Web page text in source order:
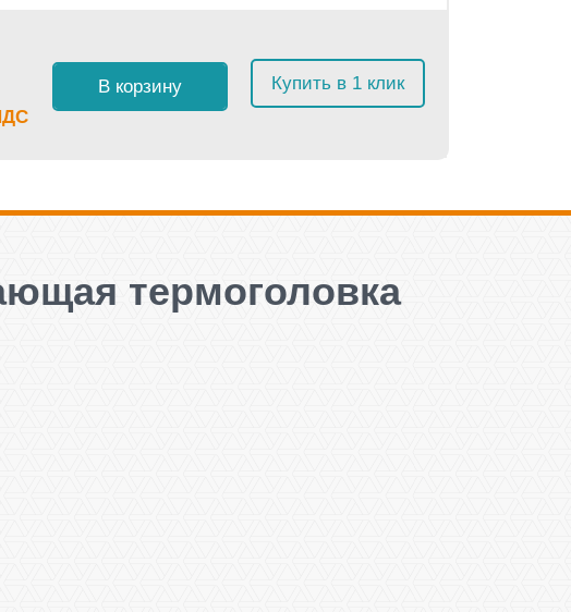
В корзину Купить в 1 клик
термоголовка